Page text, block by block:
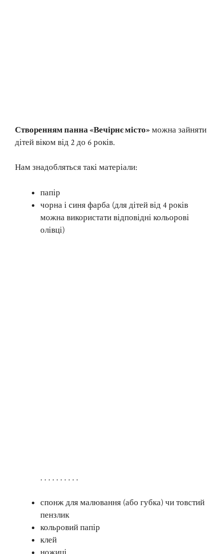
Створенням панна «Вечірнє місто»можна зайняти
дітей віком від 2 до 6 років.
Нам знадобляться такі матеріали:
папір
чорна і синя фарба (для дітей від 4 років
можна використати відповідні кольорові
олівці)
. . . . . . . . . .
спонж для малювання (або губка) чи товстий
пензлик
кольровий папір
клей